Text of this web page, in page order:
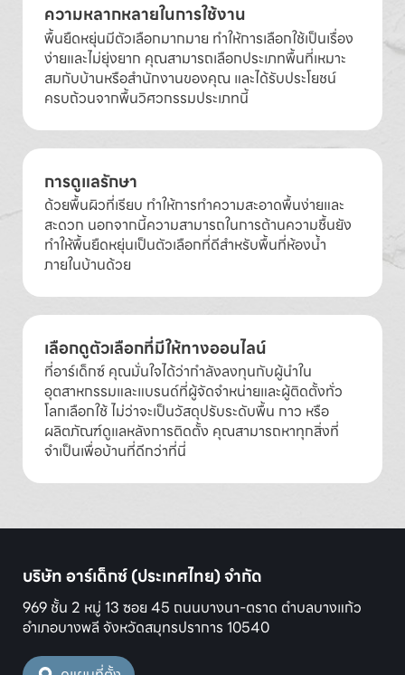
ความหลากหลายในการใช้งาน
พื้นยืดหยุ่นมีตัวเลือกมากมาย ทำให้การเลือกใช้เป็นเรื่อง
ง่ายและไม่ยุ่งยาก คุณสามารถเลือกประเภทพื้นที่เหมาะ
สมกับบ้านหรือสำนักงานของคุณ และได้รับประโยชน์
ครบถ้วนจากพื้นวิศวกรรมประเภทนี้
การดูแลรักษา
ด้วยพื้นผิวที่เรียบ ทำให้การทำความสะอาดพื้นง่ายและ
สะดวก นอกจากนี้ความสามารถในการต้านความชื้นยัง
ทำให้พื้นยืดหยุ่นเป็นตัวเลือกที่ดีสำหรับพื้นที่ห้องน้ำ
ภายในบ้านด้วย
เลือกดูตัวเลือกที่มีให้ทางออนไลน์
ที่อาร์เด็กซ์ คุณมั่นใจได้ว่ากำลังลงทุนกับผู้นำใน
อุตสาหกรรมและแบรนด์ที่ผู้จัดจำหน่ายและผู้ติดตั้งทั่ว
โลกเลือกใช้ ไม่ว่าจะเป็นวัสดุปรับระดับพื้น กาว หรือ
ผลิตภัณฑ์ดูแลหลังการติดตั้ง คุณสามารถหาทุกสิ่งที่
จำเป็นเพื่อบ้านที่ดีกว่าที่นี่
บริษัท อาร์เด็กซ์ (ประเทศไทย) จำกัด
969 ชั้น 2 หมู่ 13 ซอย 45 ถนนบางนา-ตราด ตำบลบางแก้ว
อำเภอบางพลี จังหวัดสมุทรปราการ 10540